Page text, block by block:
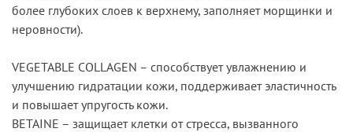
более глубоких слоев к верхнему, заполняет морщинки и
неровности).
VEGETABLE COLLAGEN – способствует увлажнению и
улучшению гидратации кожи, поддерживает эластичность
и повышает упругость кожи.
BETAINE – защищает клетки от стресса, вызванного